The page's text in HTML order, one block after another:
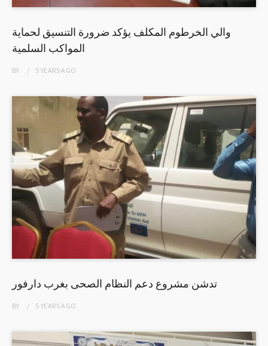
والي الخرطوم المكلف يؤكد ضرورة التنسيق لحماية
المواكب السلمية
BY 5 YEARSAGO
تدشن مشروع دعم النظام الصحى بغرب دارفور
BY 5 YEARSAGO